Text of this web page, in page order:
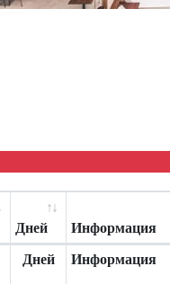
Дней Информация
Дней Информация